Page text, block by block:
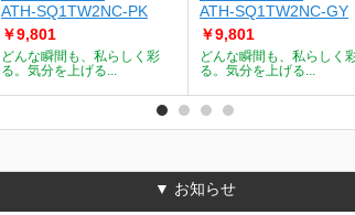
ATH-SQ1TW2NC-PK
￥9,801
どんな瞬間も、私らしく彩
る。気分を上げる...
ATH-SQ1TW2NC-GY
￥9,801
どんな瞬間も、私らしく
る。気分を上げる...
▼ お知らせ